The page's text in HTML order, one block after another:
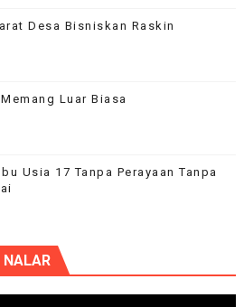
Desa Bisniskan Raskin
Luar Biasa
Usia 17 Tanpa Perayaan Tanpa
NALAR